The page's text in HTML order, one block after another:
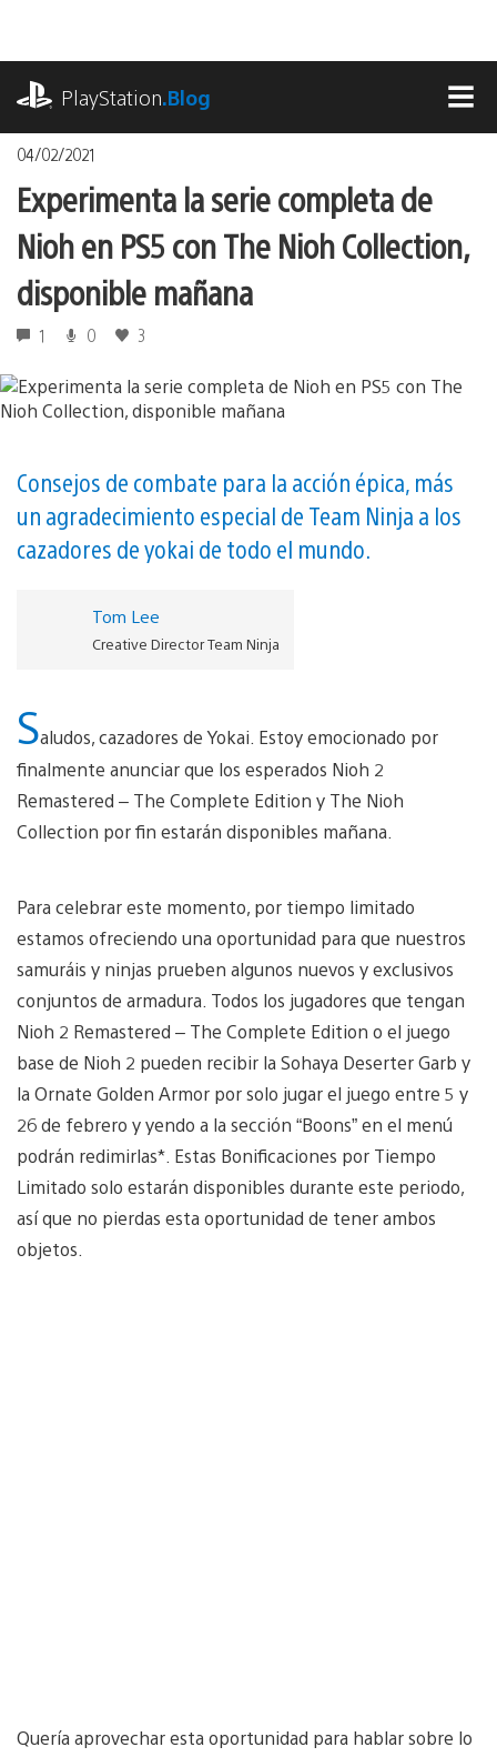
contenido
PlayStation.Blog
04/02/2021
Experimenta la serie completa de
Nioh en PS5 con The Nioh Collection,
disponible mañana
1 0 3
Consejos de combate para la acción épica, más
un agradecimiento especial de Team Ninja a los
cazadores de yokai de todo el mundo.
Tom Lee
Creative Director Team Ninja
Saludos, cazadores de Yokai. Estoy emocionado por
finalmente anunciar que los esperados Nioh 2
Remastered – The Complete Edition y The Nioh
Collection por fin estarán disponibles mañana.
Para celebrar este momento, por tiempo limitado
estamos ofreciendo una oportunidad para que nuestros
samuráis y ninjas prueben algunos nuevos y exclusivos
conjuntos de armadura. Todos los jugadores que tengan
Nioh 2 Remastered – The Complete Edition o el juego
base de Nioh 2 pueden recibir la Sohaya Deserter Garb y
la Ornate Golden Armor por solo jugar el juego entre 5 y
26 de febrero y yendo a la sección “Boons” en el menú
podrán redimirlas*. Estas Bonificaciones por Tiempo
Limitado solo estarán disponibles durante este periodo,
así que no pierdas esta oportunidad de tener ambos
objetos.
Quería aprovechar esta oportunidad para hablar sobre lo